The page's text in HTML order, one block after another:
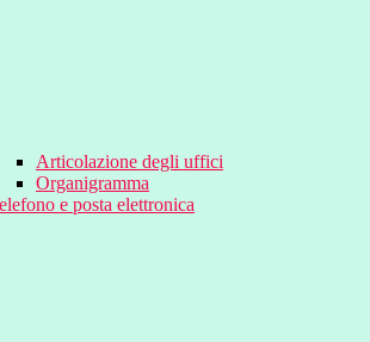
Articolazione degli uffici
Organigramma
e posta elettronica